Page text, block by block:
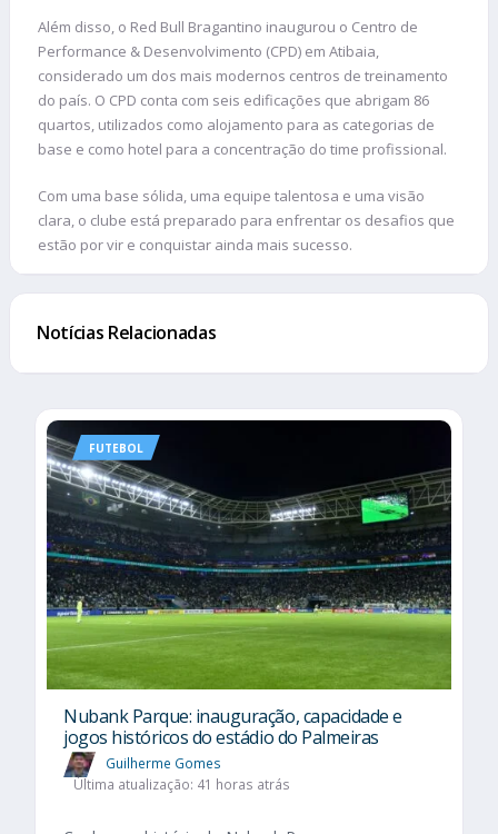
Além disso, o Red Bull Bragantino inaugurou o Centro de
Performance & Desenvolvimento (CPD) em Atibaia,
considerado um dos mais modernos centros de treinamento
do país. O CPD conta com seis edificações que abrigam 86
quartos, utilizados como alojamento para as categorias de
base e como hotel para a concentração do time profissional.
Com uma base sólida, uma equipe talentosa e uma visão
clara, o clube está preparado para enfrentar os desafios que
estão por vir e conquistar ainda mais sucesso.
Notícias Relacionadas
FUTEBOL
Nubank Parque: inauguração, capacidade e
jogos históricos do estádio do Palmeiras
Guilherme Gomes
Última atualização: 41 horas atrás